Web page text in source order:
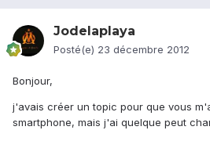
Jodelaplaya
Posté(e) 23 décembre 2012
Bonjour,
j'avais créer un topic pour que vous
smartphone, mais j'ai quelque peut